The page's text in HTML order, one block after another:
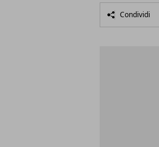
Condividi